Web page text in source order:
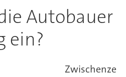
Autobauer
ein?
Zwischenze